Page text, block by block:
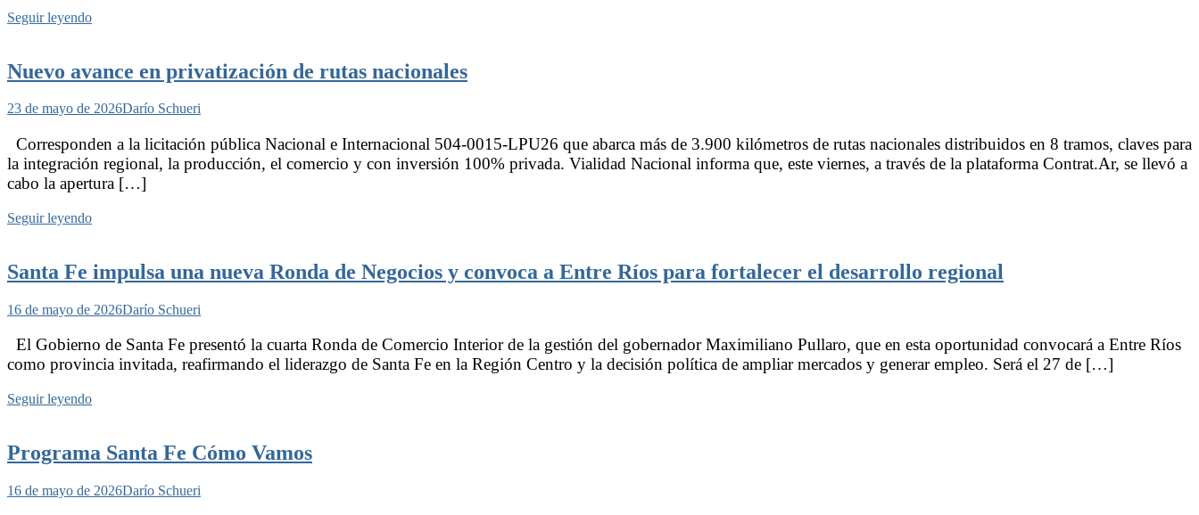
Seguir leyendo
Nuevo avance en privatización de rutas nacionales
23 de mayo de 2026Darío Schueri
Corresponden a la licitación pública Nacional e Internacional 504-0015-LPU26 que abarca más de 3.900 kilómetros de rutas nacionales distribuidos en 8 tramos, claves para
la integración regional, la producción, el comercio y con inversión 100% privada. Vialidad Nacional informa que, este viernes, a través de la plataforma Contrat.Ar, se llevó a
cabo la apertura […]
Seguir leyendo
Santa Fe impulsa una nueva Ronda de Negocios y convoca a Entre Ríos para fortalecer el desarrollo regional
16 de mayo de 2026Darío Schueri
El Gobierno de Santa Fe presentó la cuarta Ronda de Comercio Interior de la gestión del gobernador Maximiliano Pullaro, que en esta oportunidad convocará a Entre Ríos
como provincia invitada, reafirmando el liderazgo de Santa Fe en la Región Centro y la decisión política de ampliar mercados y generar empleo. Será el 27 de […]
Seguir leyendo
Programa Santa Fe Cómo Vamos
16 de mayo de 2026Darío Schueri